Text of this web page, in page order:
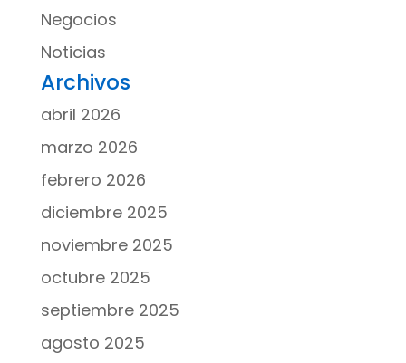
Negocios
Noticias
Archivos
abril 2026
marzo 2026
febrero 2026
diciembre 2025
noviembre 2025
octubre 2025
septiembre 2025
agosto 2025